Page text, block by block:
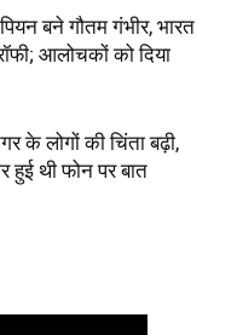
बने गौतम गंभीर, भारत
आलोचकों को दिया
के लोगों की चिंता बढ़ी,
हुई थी फोन पर बात